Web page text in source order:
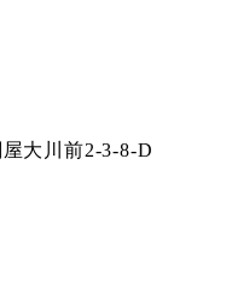
大川前2-3-8-D